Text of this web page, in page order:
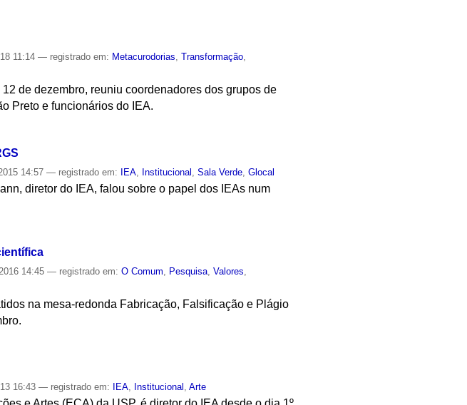
11:14— registrado em: Metacurodorias,Transformação,
de dezembro, reuniu coordenadores dos grupos de
Preto e funcionários do IEA.
14:57— registrado em: IEA, Institucional ,Sala Verde,Glocal
diretor do IEA, falou sobre o papel dos IEAs num
14:45— registrado em:O Comum Pesquisa ,Valores
na mesa-redonda Fabricação, Falsificação e Plágio
16:43— registrado em: IEA Institucional ,Arte